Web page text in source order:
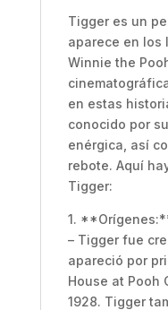
Tigger es un
aparece en los
Winnie the
en estas
conocido por
enérgica, así
rebote. Aquí
Tigger:
1.
– Tigger fue
apareció por
House at Pooh
1928. Tigger